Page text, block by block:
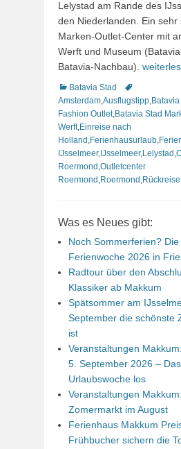
Lelystad am Rande des
den Niederlanden. Ein sehr
Marken-Outlet-Center mit
Werft und Museum
Batavia-Nachbau).
Kategorien
Batavia Stad
Schlagworte
Amsterdam,Ausflugstipp,Batavia
Fashion Outlet,Batavia Stad
Werft,Einreise nach
Holland ,Ferienhausurlaub,
IJsselmeer, IJsselmeer,Lelystad ,
Roermond ,Outletcenter
Roermond ,Roermond ,
Was es Neues gibt:
Noch Sommerferien?
Ferienwoche 2026 in
Radtour über den
Klassiker ab Makkum
Spätsommer am
September die schönste
ist
Veranstaltungen
5. September 2026 –
Urlaubswoche los
Veranstaltungen
Zomermarkt im August
Ferienhaus Makkum
Frühbucher sichern die